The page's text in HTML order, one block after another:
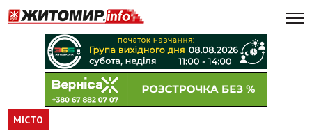
МІСТО